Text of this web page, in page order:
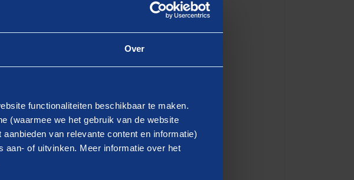
Over
functionaliteiten beschikbaar te maken.
(waarmee we het gebruik van de website
van relevante content en informatie)
aan- of uitvinken. Meer informatie over het
waaronder (concept) handboeken,
was het formuleren van de
organisaties deelnamen, waren in de
alle onderliggende draaiboeken of
met de beperkte tijd, leidde ertoe dat we
op de procesmatige voorbereiding. Zo
organisatie, afdeling of team nu